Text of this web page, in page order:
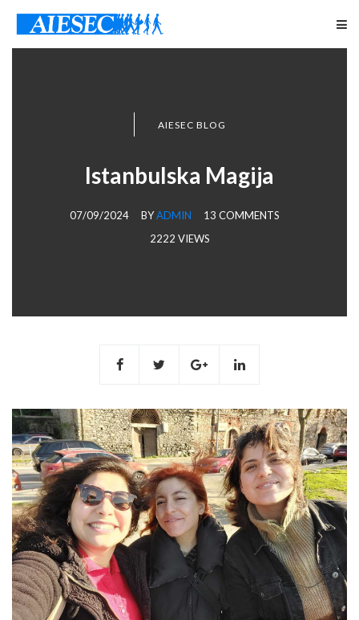
AIESEC BLOG
Istanbulska Magija
07/09/2024 BYADMIN
13 COMMENTS
2222 VIEWS